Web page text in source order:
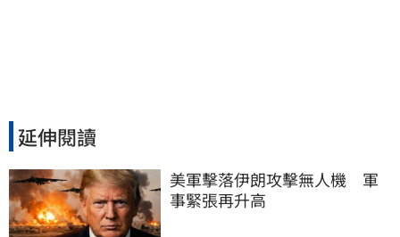
延伸閱讀
美軍擊落伊朗攻擊無人機　軍
事緊張再升高